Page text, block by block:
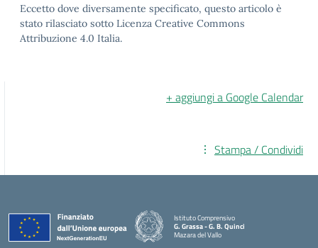
Eccetto dove diversamente specificato, questo articolo è
stato rilasciato sotto Licenza Creative Commons
Attribuzione 4.0 Italia.
+ aggiungi a Google Calendar
Stampa / Condividi
Istituto Comprensivo
G. Grassa - G. B. Quinci
Mazara del Vallo